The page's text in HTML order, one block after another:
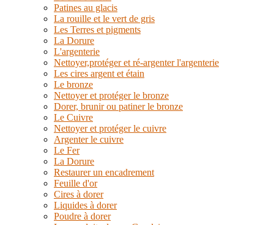
Patines au glacis
La rouille et le vert de gris
Les Terres et pigments
La Dorure
L'argenterie
Nettoyer,protéger et ré-argenter l'argenterie
Les cires argent et étain
Le bronze
Nettoyer et protéger le bronze
Dorer, brunir ou patiner le bronze
Le Cuivre
Nettoyer et protéger le cuivre
Argenter le cuivre
Le Fer
La Dorure
Restaurer un encadrement
Feuille d'or
Cires à dorer
Liquides à dorer
Poudre à dorer